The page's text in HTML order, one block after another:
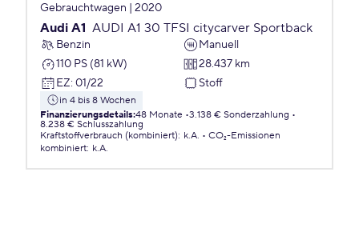
Gebrauchtwagen | 2020
Audi A1 AUDI A1 30 TFSI citycarver Sportback
Benzin
Manuell
110 PS (81 kW)
28.437 km
EZ: 01/22 Stoff
in 4 bis 8 Wochen
Finanzierungsdetails:48 Monate 3.138 € Sonderzahlung
8.238 € Schlusszahlung
Kraftstoffverbrauch (kombiniert): k.A.
CO₂-Emissionen
kombiniert: k.A.